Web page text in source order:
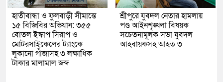
হাতীবান্ধা ও ফুলবাড়ী সীমান্তে
১৫ বিজিবির অভিযান: ৩৫৫
বোতল ইস্কাপ সিরাপ ও
মোটরসাইকেলের ট্যাংকে
লুকানো গাঁজাসহ ৩ লক্ষাধিক
টাকার মালামাল জব্দ
শ্রীপুরে যুবদল নেতার হামলায়
পণ্ড আইনশৃঙ্খলা বিষয়ক
সচেতনামূলক সভা যুবদল
আহবায়কসহ আহত ৩